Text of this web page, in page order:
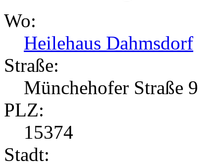
Wo:
Heilehaus Dahmsdorf
Straße:
Münchehofer Straße 9
PLZ:
15374
Stadt: